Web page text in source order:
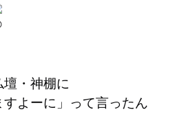
・神棚に
すよーに」って言ったん